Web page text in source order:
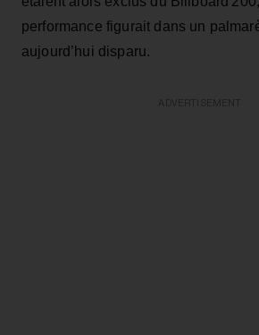
performance figurait dans un
aujourd’hui disparu.